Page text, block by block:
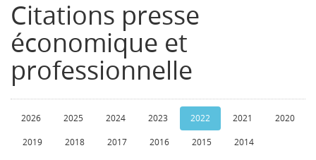
Citations presse
économique et
professionnelle
2026 2025 2024 2023 2022 2021 2020
2019 2018 2017 2016 2015 2014